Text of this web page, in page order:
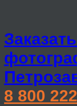
8 800